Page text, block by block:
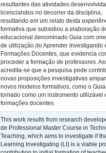
resultantes das atividades
licenciandos no decorrer da disciplina,
resultando em um relato desta
formativa que subsidiou a elaboração
educacional denominado Guia com
de utilização do Aprender Investigando
Formações Docentes, que evidencia
proceder a formação de professores.
acredita-se que a pesquisa pode
novas proposições investigativas
novos modelos formativos, como o
tomado como um instrumento utilizável
formações docentes.
This work results from research
de Professional Master Course in
Teaching, which aims to investigate if
Learning Investigating (LI) is a viable